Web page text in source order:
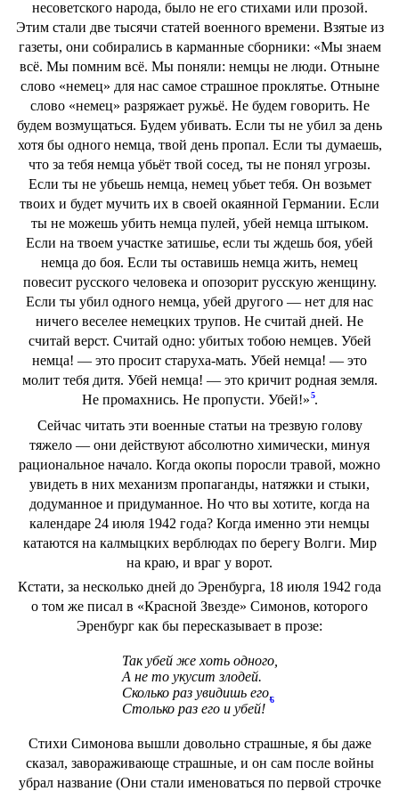
несоветского народа, было не его стихами или прозой.
Этим стали две тысячи статей военного времени. Взятые из
газеты, они собирались в карманные сборники: «Мы знаем
всё. Мы помним всё. Мы поняли: немцы не люди. Отныне
слово «немец» для нас самое страшное проклятье. Отныне
слово «немец» разряжает ружьё. Не будем говорить. Не
будем возмущаться. Будем убивать. Если ты не убил за день
хотя бы одного немца, твой день пропал. Если ты думаешь,
что за тебя немца убьёт твой сосед, ты не понял угрозы.
Если ты не убьешь немца, немец убьет тебя. Он возьмет
твоих и будет мучить их в своей окаянной Германии. Если
ты не можешь убить немца пулей, убей немца штыком.
Если на твоем участке затишье, если ты ждешь боя, убей
немца до боя. Если ты оставишь немца жить, немец
повесит русского человека и опозорит русскую женщину.
Если ты убил одного немца, убей другого — нет для нас
ничего веселее немецких трупов. Не считай дней. Не
считай верст. Считай одно: убитых тобою немцев. Убей
немца! — это просит старуха-мать. Убей немца! — это
молит тебя дитя. Убей немца! — это кричит родная земля.
Не промахнись. Не пропусти. Убей!»5.
Сейчас читать эти военные статьи на трезвую голову
тяжело — они действуют абсолютно химически, минуя
рациональное начало. Когда окопы поросли травой, можно
увидеть в них механизм пропаганды, натяжки и стыки,
додуманное и придуманное. Но что вы хотите, когда на
календаре 24 июля 1942 года? Когда именно эти немцы
катаются на калмыцких верблюдах по берегу Волги. Мир
на краю, и враг у ворот.
Кстати, за несколько дней до Эренбурга, 18 июля 1942 года
о том же писал в «Красной Звезде» Симонов, которого
Эренбург как бы пересказывает в прозе:
Так убей же хоть одного,
А не то укусит злодей.
Сколько раз увидишь его,
Столько раз его и убей!
6
Cтихи Симонова вышли довольно страшные, я бы даже
сказал, завораживающе страшные, и он сам после войны
убрал название (Они стали именоваться по первой строчке